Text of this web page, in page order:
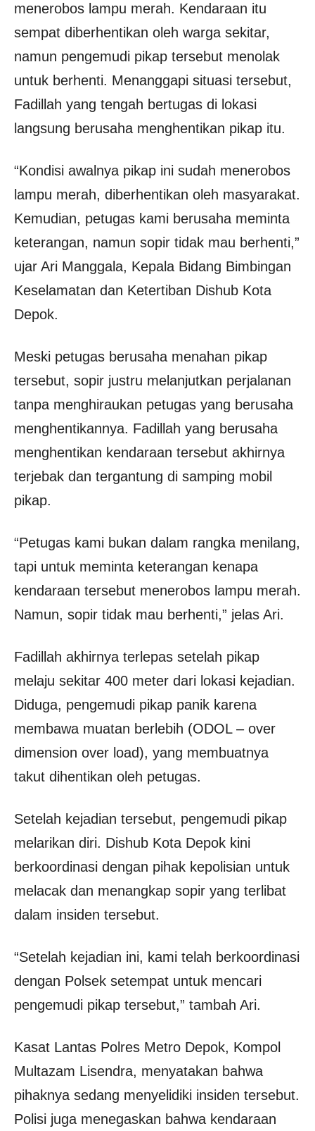
menerobos lampu merah. Kendaraan itu
sempat diberhentikan oleh warga sekitar,
namun pengemudi pikap tersebut menolak
untuk berhenti. Menanggapi situasi tersebut,
Fadillah yang tengah bertugas di lokasi
langsung berusaha menghentikan pikap itu.
“Kondisi awalnya pikap ini sudah menerobos
lampu merah, diberhentikan oleh masyarakat.
Kemudian, petugas kami berusaha meminta
keterangan, namun sopir tidak mau berhenti,”
ujar Ari Manggala, Kepala Bidang Bimbingan
Keselamatan dan Ketertiban Dishub Kota
Depok.
Meski petugas berusaha menahan pikap
tersebut, sopir justru melanjutkan perjalanan
tanpa menghiraukan petugas yang berusaha
menghentikannya. Fadillah yang berusaha
menghentikan kendaraan tersebut akhirnya
terjebak dan tergantung di samping mobil
pikap.
“Petugas kami bukan dalam rangka menilang,
tapi untuk meminta keterangan kenapa
kendaraan tersebut menerobos lampu merah.
Namun, sopir tidak mau berhenti,” jelas Ari.
Fadillah akhirnya terlepas setelah pikap
melaju sekitar 400 meter dari lokasi kejadian.
Diduga, pengemudi pikap panik karena
membawa muatan berlebih (ODOL – over
dimension over load), yang membuatnya
takut dihentikan oleh petugas.
Setelah kejadian tersebut, pengemudi pikap
melarikan diri. Dishub Kota Depok kini
berkoordinasi dengan pihak kepolisian untuk
melacak dan menangkap sopir yang terlibat
dalam insiden tersebut.
“Setelah kejadian ini, kami telah berkoordinasi
dengan Polsek setempat untuk mencari
pengemudi pikap tersebut,” tambah Ari.
Kasat Lantas Polres Metro Depok, Kompol
Multazam Lisendra, menyatakan bahwa
pihaknya sedang menyelidiki insiden tersebut.
Polisi juga menegaskan bahwa kendaraan